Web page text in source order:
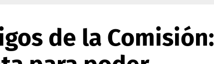
de la Comisión: